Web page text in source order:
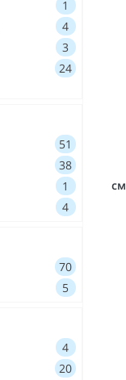
1
4
3
24
51
38
1
4
70
5
4
20